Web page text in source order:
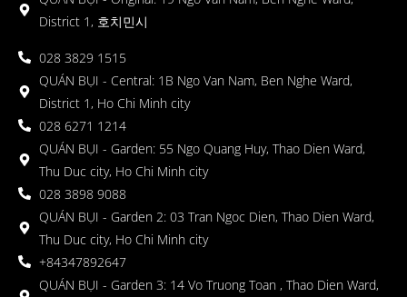
District 1, 호치민시
028 3829 1515
QUÁN BỤI - Central: 1B Ngo Van Nam, Ben Nghe Ward,
District 1, Ho Chi Minh city
028 6271 1214
QUÁN BỤI - Garden: 55 Ngo Quang Huy, Thao Dien Ward,
Thu Duc city, Ho Chi Minh city
028 3898 9088
QUÁN BỤI - Garden 2: 03 Tran Ngoc Dien, Thao Dien Ward,
Thu Duc city, Ho Chi Minh city
+84347892647
QUÁN BỤI - Garden 3: 14 Vo Truong Toan , Thao Dien Ward,